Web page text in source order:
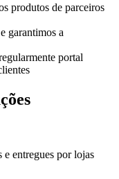
produtos de parceiros
garantimos a
portal
entregues por lojas